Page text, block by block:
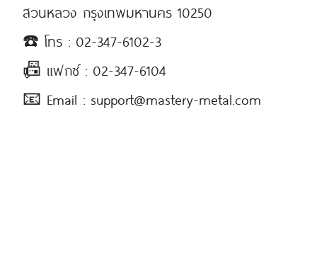
สวนหลวง กรุงเทพมหานคร 10250
☎️ โทร : 02-347-6102-3
📠 แฟกซ์ : 02-347-6104
📧 Email : support@mastery-metal.com